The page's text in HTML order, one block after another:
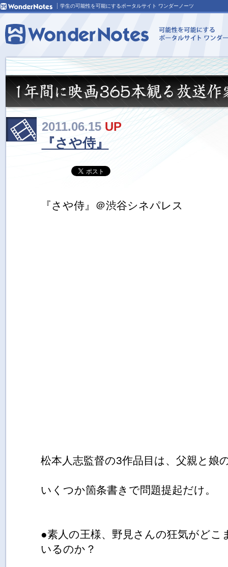
学生の可能性を可能にするポータルサイト ワンダーノーツ
2011.06.15 UP
『さや侍』
『さや侍』＠渋谷シネパレス
松本人志監督の3作品目は、父親と娘
いくつか箇条書きで問題提起だけ。
●素人の王様、野見さんの狂気がどこ
いるのか？